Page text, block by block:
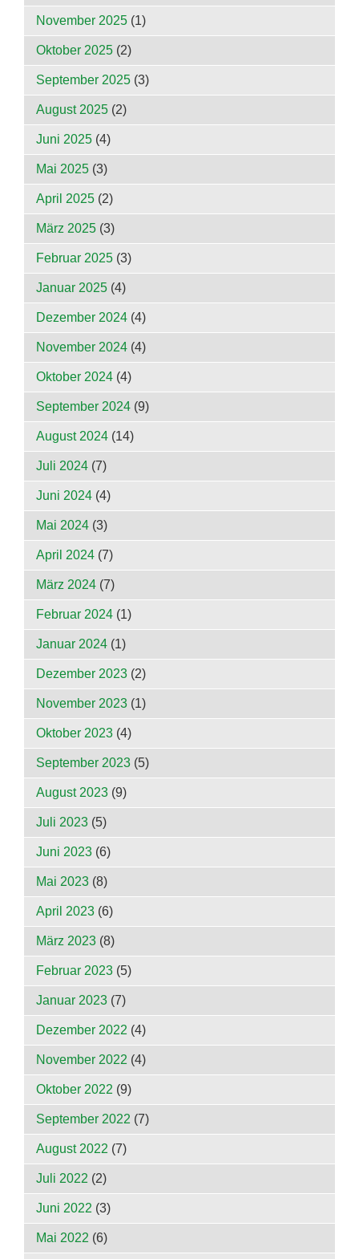
November 2025 (1)
Oktober 2025 (2)
September 2025 (3)
August 2025 (2)
Juni 2025 (4)
Mai 2025 (3)
April 2025 (2)
März 2025 (3)
Februar 2025 (3)
Januar 2025 (4)
Dezember 2024 (4)
November 2024 (4)
Oktober 2024 (4)
September 2024 (9)
August 2024 (14)
Juli 2024 (7)
Juni 2024 (4)
Mai 2024 (3)
April 2024 (7)
März 2024 (7)
Februar 2024 (1)
Januar 2024 (1)
Dezember 2023 (2)
November 2023 (1)
Oktober 2023 (4)
September 2023 (5)
August 2023 (9)
Juli 2023 (5)
Juni 2023 (6)
Mai 2023 (8)
April 2023 (6)
März 2023 (8)
Februar 2023 (5)
Januar 2023 (7)
Dezember 2022 (4)
November 2022 (4)
Oktober 2022 (9)
September 2022 (7)
August 2022 (7)
Juli 2022 (2)
Juni 2022 (3)
Mai 2022 (6)